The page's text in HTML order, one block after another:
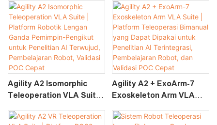
Agility A2 Isomorphic
Teleoperation VLA Suite |
Ganda Pemimpin-
Agility A2 + ExoArm-7
Exoskeleton Arm VLA
Teleoperasi Bimanual